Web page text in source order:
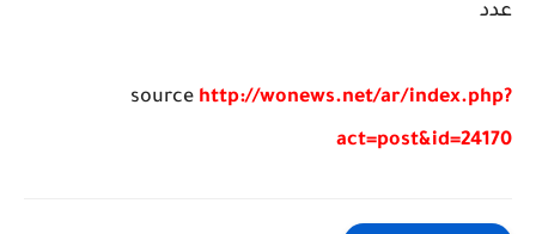
عدد
source http://wonews.net/ar/index.php?
act=post&id=24170